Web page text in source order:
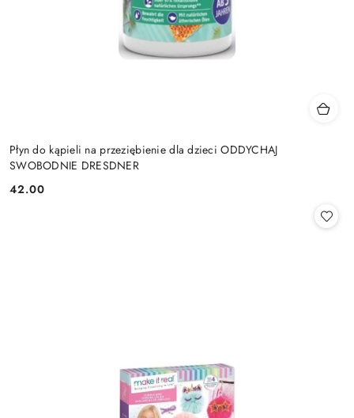
Płyn do kąpieli na przeziębienie dla dzieci ODDYCHAJ
SWOBODNIE DRESDNER
Cena:
42.00